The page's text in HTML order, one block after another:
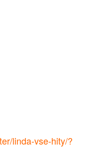
linda-vse-hity/?